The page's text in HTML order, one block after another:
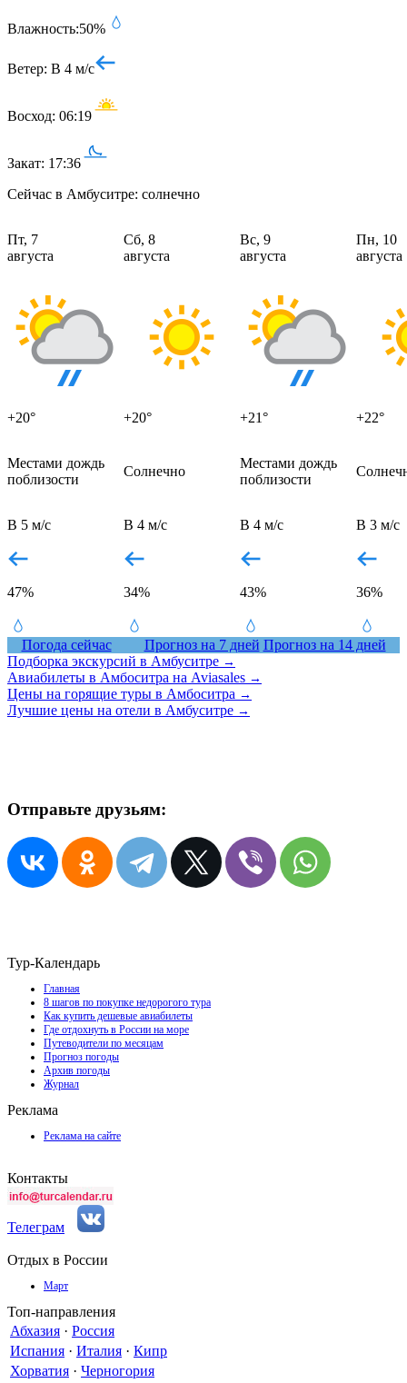
Влажность:50%
Ветер: В 4 м/с
Восход: 06:19
Закат: 17:36
Сейчас в Амбуситре: солнечно
Пт, 7
августа
+20°
Сб, 8
августа
+20°
Вс, 9
августа
+21°
Пн, 10
августа
+22°
Местами дождь
поблизости
Солнечно
Местами дождь
поблизости
В 5 м/с
47%
В 4 м/с
34%
В 4 м/с
43%
В 3 м/с
36%
Погода сейчас Прогноз на 7 дней Прогноз на 14 дней
Подборка экскурсий в Амбуситре →
Авиабилеты в Амбоситра на Aviasales →
Цены на горящие туры в Амбоситра →
Лучшие цены на отели в Амбуситре →
Отправьте друзьям:
Тур-Календарь
Главная
8 шагов по покупке недорогого тура
Как купить дешевые авиабилеты
Где отдохнуть в России на море
Путеводители по месяцам
Прогноз погоды
Архив погоды
Журнал
Реклама
Реклама на сайте
Контакты
Телеграм
Отдых в России
Март
Топ-направления
Абхазия · Россия
Испания · Италия · Кипр
Хорватия · Черногория